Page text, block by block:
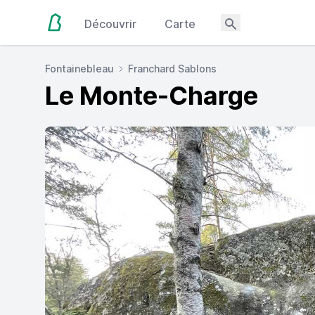
Découvrir Carte
Fontainebleau Franchard Sablons
Le Monte-Charge